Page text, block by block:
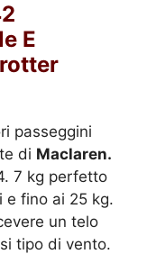
E
passeggini
di Maclaren.
7 kg perfetto
e fino ai 25 kg.
un telo
tipo di vento.